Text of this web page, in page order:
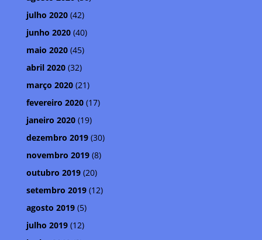
julho 2020(42)
junho 2020(40)
maio 2020(45)
abril 2020(32)
março 2020(21)
fevereiro 2020(17)
janeiro 2020(19)
dezembro 2019(30)
novembro 2019(8)
outubro 2019(20)
setembro 2019(12)
agosto 2019(5)
julho 2019(12)